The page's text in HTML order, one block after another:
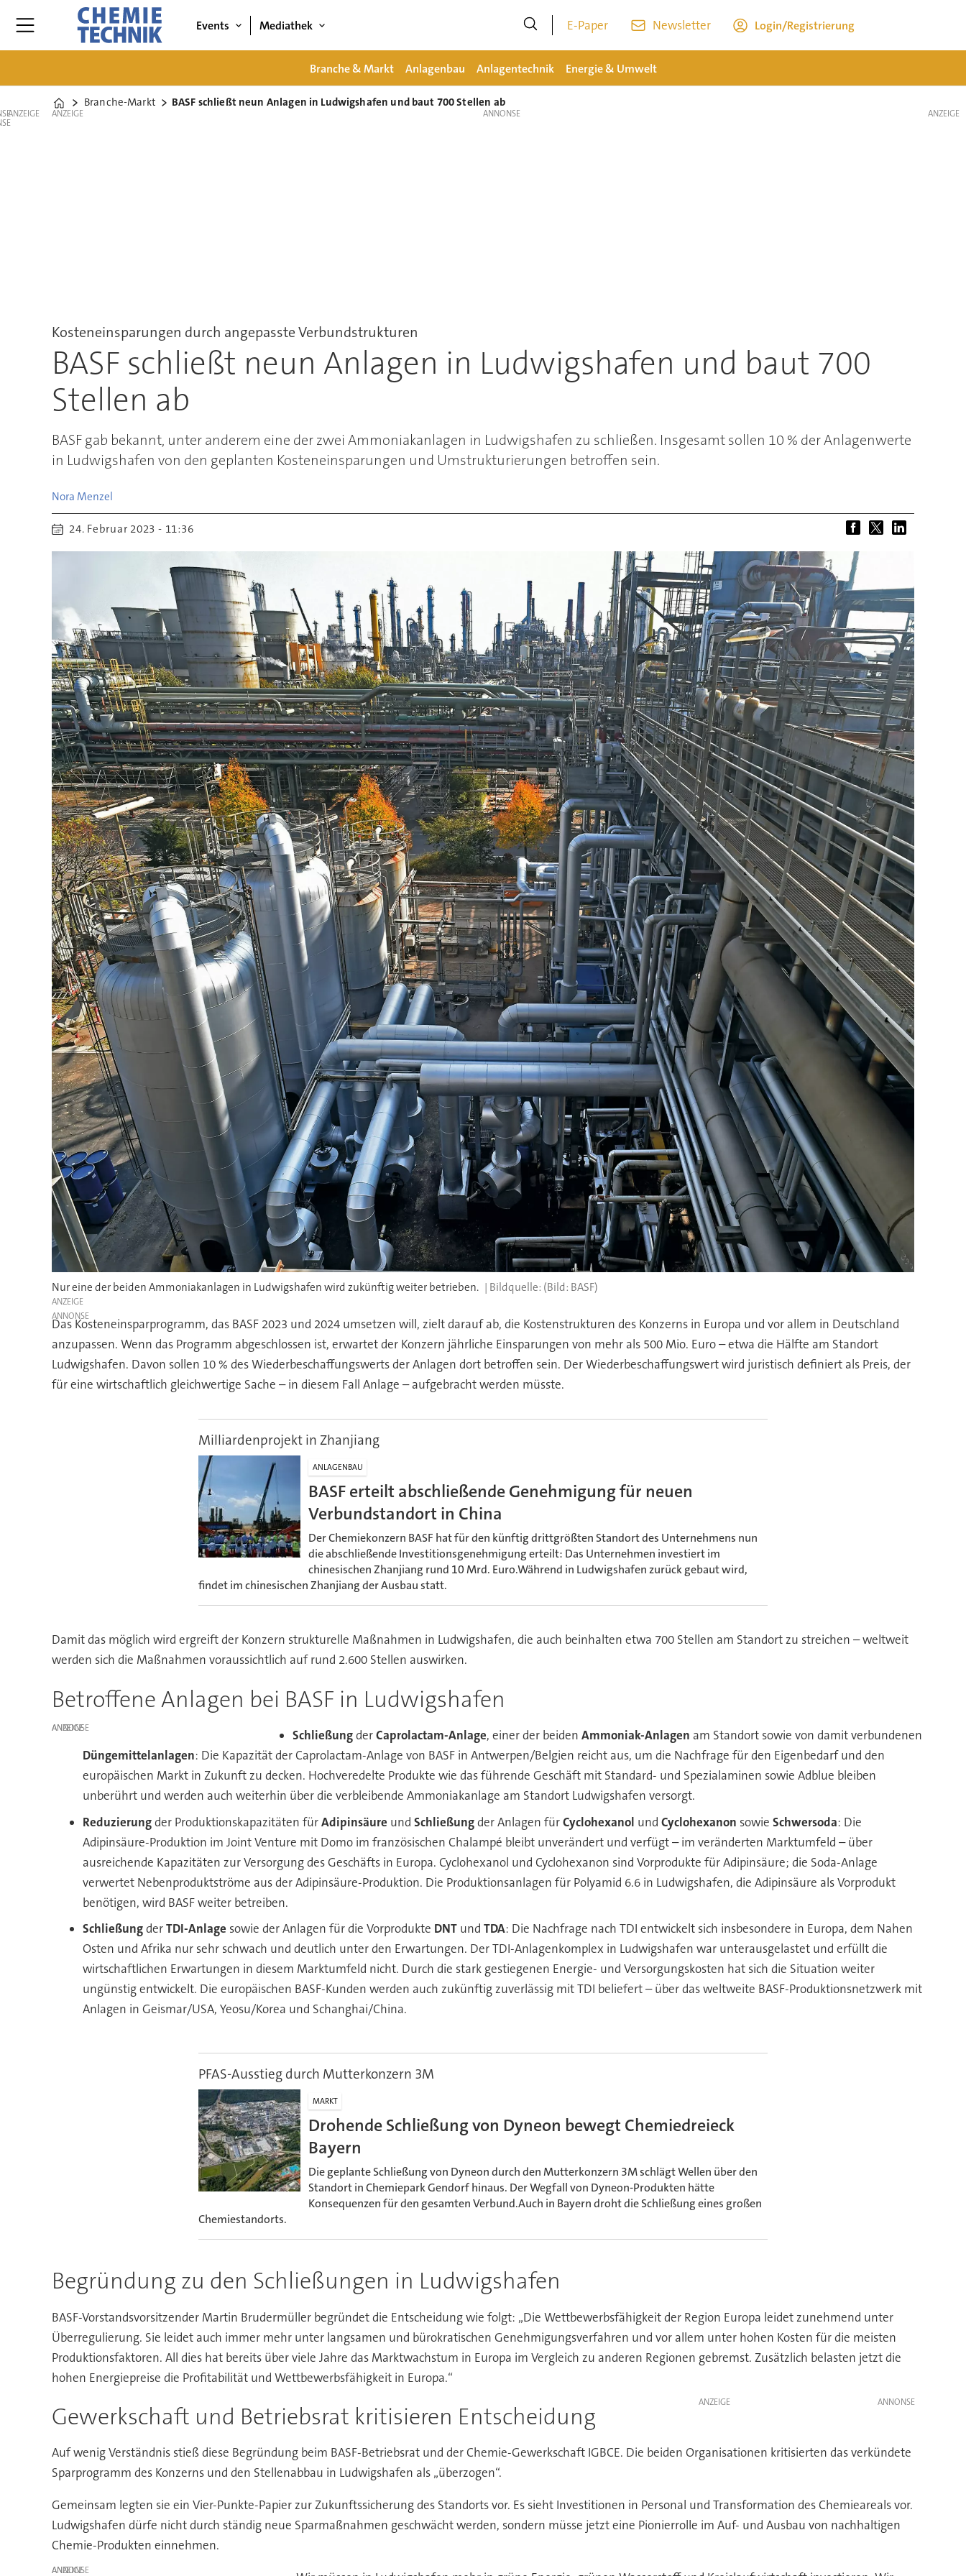
Events Mediathek E-Paper Newsletter Login/Registrierung
Branche & Markt Anlagenbau Anlagentechnik Energie & Umwelt
Home
Branche-Markt BASF schließt neun Anlagen in Ludwigshafen und baut 700 Stellen ab
ANZEIGE ANZEIGE
Kosteneinsparungen durch angepasste Verbundstrukturen
BASF schließt neun Anlagen in Ludwigshafen und baut 700
Stellen ab
BASF gab bekannt, unter anderem eine der zwei Ammoniakanlagen in Ludwigshafen zu schließen. Insgesamt sollen 10 % der Anlagenwerte
in Ludwigshafen von den geplanten Kosteneinsparungen und Umstrukturierungen betroffen sein.
Nora Menzel
24. Februar 2023 - 11:36
Nur eine der beiden Ammoniakanlagen in Ludwigshafen wird zukünftig weiter betrieben. (Bild: BASF)
ANZEIGE
Das Kosteneinsparprogramm, das BASF 2023 und 2024 umsetzen will, zielt darauf ab, die Kostenstrukturen des Konzerns in Europa und vor allem in Deutschland
anzupassen. Wenn das Programm abgeschlossen ist, erwartet der Konzern jährliche Einsparungen von mehr als 500 Mio. Euro – etwa die Hälfte am Standort
Ludwigshafen. Davon sollen 10 % des Wiederbeschaffungswerts der Anlagen dort betroffen sein. Der Wiederbeschaffungswert wird juristisch definiert als Preis, der
für eine wirtschaftlich gleichwertige Sache – in diesem Fall Anlage – aufgebracht werden müsste.
Milliardenprojekt in Zhanjiang
ANLAGENBAU
BASF erteilt abschließende Genehmigung für neuen
Verbundstandort in China
Der Chemiekonzern BASF hat für den künftig drittgrößten Standort des Unternehmens nun
die abschließende Investitionsgenehmigung erteilt: Das Unternehmen investiert im
chinesischen Zhanjiang rund 10 Mrd. Euro.Während in Ludwigshafen zurück gebaut wird,
findet im chinesischen Zhanjiang der Ausbau statt.
Damit das möglich wird ergreift der Konzern strukturelle Maßnahmen in Ludwigshafen, die auch beinhalten etwa 700 Stellen am Standort zu streichen – weltweit
werden sich die Maßnahmen voraussichtlich auf rund 2.600 Stellen auswirken.
Betroffene Anlagen bei BASF in Ludwigshafen
ANZEIGE SchließungderCaprolactam-Anlage, einer der beidenAmmoniak-Anlagen am Standort sowie von damit verbundenen
Düngemittelanlagen: Die Kapazität der Caprolactam-Anlage von BASF in Antwerpen/Belgien reicht aus, um die Nachfrage für den Eigenbedarf und den
europäischen Markt in Zukunft zu decken. Hochveredelte Produkte wie das führende Geschäft mit Standard- und Spezialaminen sowie Adblue bleiben
unberührt und werden auch weiterhin über die verbleibende Ammoniakanlage am Standort Ludwigshafen versorgt.
Reduzierungder Produktionskapazitäten fürAdipinsäure undSchließungder Anlagen fürCyclohexanol undCyclohexanon sowieSchwersoda: Die
Adipinsäure-Produktion im Joint Venture mit Domo im französischen Chalampé bleibt unverändert und verfügt – im veränderten Marktumfeld – über
ausreichende Kapazitäten zur Versorgung des Geschäfts in Europa. Cyclohexanol und Cyclohexanon sind Vorprodukte für Adipinsäure; die Soda-Anlage
verwertet Nebenproduktströme aus der Adipinsäure-Produktion. Die Produktionsanlagen für Polyamid 6.6 in Ludwigshafen, die Adipinsäure als Vorprodukt
benötigen, wird BASF weiter betreiben.
SchließungderTDI-Anlage sowie der Anlagen für die Vorprodukte DNT undTDA: Die Nachfrage nach TDI entwickelt sich insbesondere in Europa, dem Nahen
Osten und Afrika nur sehr schwach und deutlich unter den Erwartungen. Der TDI-Anlagenkomplex in Ludwigshafen war unterausgelastet und erfüllt die
wirtschaftlichen Erwartungen in diesem Marktumfeld nicht. Durch die stark gestiegenen Energie- und Versorgungskosten hat sich die Situation weiter
ungünstig entwickelt. Die europäischen BASF-Kunden werden auch zukünftig zuverlässig mit TDI beliefert – über das weltweite BASF-Produktionsnetzwerk mit
Anlagen in Geismar/USA, Yeosu/Korea und Schanghai/China.
PFAS-Ausstieg durch Mutterkonzern 3M
MARKT
Drohende Schließung von Dyneon bewegt Chemiedreieck
Bayern
Die geplante Schließung von Dyneon durch den Mutterkonzern 3M schlägt Wellen über den
Standort in Chemiepark Gendorf hinaus. Der Wegfall von Dyneon-Produkten hätte
Konsequenzen für den gesamten Verbund.Auch in Bayern droht die Schließung eines großen
Chemiestandorts.
Begründung zu den Schließungen in Ludwigshafen
BASF-Vorstandsvorsitzender Martin Brudermüller begründet die Entscheidung wie folgt: „Die Wettbewerbsfähigkeit der Region Europa leidet zunehmend unter
Überregulierung. Sie leidet auch immer mehr unter langsamen und bürokratischen Genehmigungsverfahren und vor allem unter hohen Kosten für die meisten
Produktionsfaktoren. All dies hat bereits über viele Jahre das Marktwachstum in Europa im Vergleich zu anderen Regionen gebremst. Zusätzlich belasten jetzt die
hohen Energiepreise die Profitabilität und Wettbewerbsfähigkeit in Europa.“
ANZEIGE
Gewerkschaft und Betriebsrat kritisieren Entscheidung
Auf wenig Verständnis stieß diese Begründung beim BASF-Betriebsrat und der Chemie-Gewerkschaft IGBCE. Die beiden Organisationen kritisierten das verkündete
Sparprogramm des Konzerns und den Stellenabbau in Ludwigshafen als „überzogen“.
Gemeinsam legten sie ein Vier-Punkte-Papier zur Zukunftssicherung des Standorts vor. Es sieht Investitionen in Personal und Transformation des Chemieareals vor.
Ludwigshafen dürfe nicht durch ständig neue Sparmaßnahmen geschwächt werden, sondern müsse jetzt eine Pionierrolle im Auf- und Ausbau von nachhaltigen
Chemie-Produkten einnehmen.
ANZEIGE
ANZEIGE